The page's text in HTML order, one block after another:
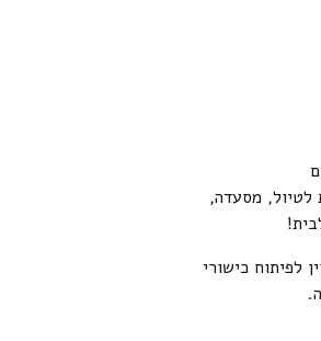
לטיול, מסעדה,
לפיתוח כישורי